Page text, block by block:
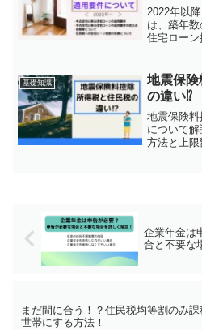
2022年以
は、築年数
住宅ローン
います。
基礎知識
地震保
の違い⁉
地震保険
について
方法と上限
企業年金は
合と不要な
まだ間に合う！？住民税均等割のみ課
世帯にする方法！